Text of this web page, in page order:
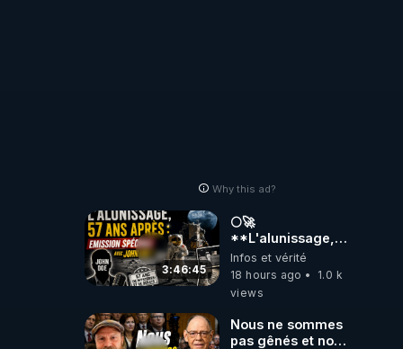
Why this ad?
3:46:45
🌕🚀
**L'alunissage,
57 ans après :
Émission spéciale
avec John Doe
Infos et vérité
18 hours ago
1.0 k
views
Nous ne sommes
pas gênés et nous